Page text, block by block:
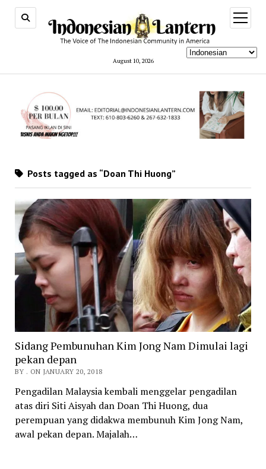
August 10, 2026
open
menu
Posts tagged as “Doan Thi Huong”
Sidang Pembunuhan Kim Jong Nam Dimulai lagi
pekan depan
BY . ON JANUARY 20, 2018
Pengadilan Malaysia kembali menggelar pengadilan
atas diri Siti Aisyah dan Doan Thi Huong, dua
perempuan yang didakwa membunuh Kim Jong Nam,
awal pekan depan. Majalah…